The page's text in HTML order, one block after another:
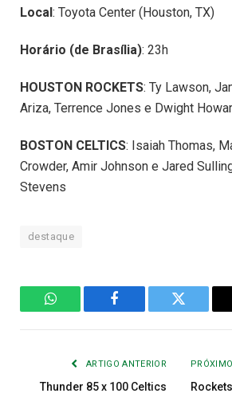
Local : Toyota Center (Houston, TX)
Horário (de Brasília): 23h
HOUSTON ROCKETS: Ty Lawson,
Ariza, Terrence Jones e Dwight
BOSTON CELTICS: Isaiah Thomas,
Crowder, Amir Johnson e Jared
Stevens
destaque
WhatsAppFacebook Twitter
ARTIGO ANTERIOR
Thunder 85 x 100 Celtics